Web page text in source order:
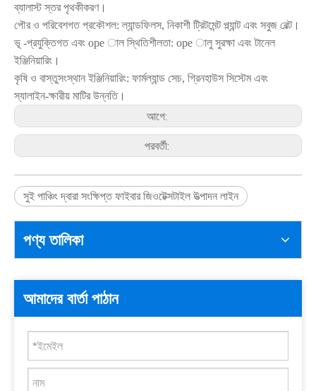
ব্যালাস্ট স্তর পৃথকীকরণ।
পৌর ও পরিবেশগত প্রকৌশল: ল্যান্ডফিলস, নিকাশী ট্রিটমেন্ট প্ল্যান্ট এবং সবুজ বেল্ট।
ভূ -প্রযুক্তিগত এবং ope াল স্থিতিশীলতা: ope ালু সুরক্ষা এবং টানেল
ইঞ্জিনিয়ারিং।
কৃষি ও বাস্তুসংস্থান ইঞ্জিনিয়ারিং: ফার্মল্যান্ড সেচ, গ্রিনহাউস সিস্টেম এবং
স্যালাইন-ক্ষারীয় মাটির উন্নতি।
আগে:
পরবর্তী:
সুই পাঞ্চিং দ্বারা সংক্ষিপ্ত ফাইবার জিওটেক্সটাইল উত্পাদন লাইন
পণ্য তালিকা
আমাদের বার্তা পাঠান